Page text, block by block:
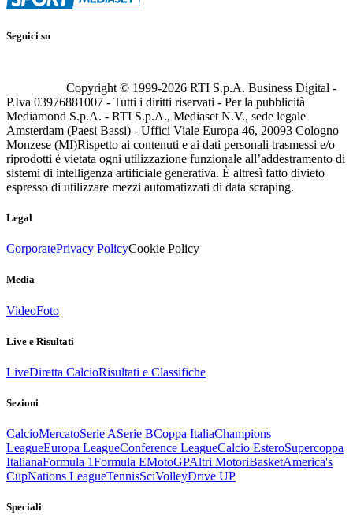
Seguici su
Copyright © 1999-2026 RTI S.p.A. Business Digital -
P.Iva 03976881007 - Tutti i diritti riservati - Per la pubblicità
Mediamond S.p.A. - RTI S.p.A., Mediaset N.V., sede legale
Amsterdam (Paesi Bassi) - Uffici Viale Europa 46, 20093 Cologno
Monzese (MI)Rispetto ai contenuti e ai dati personali trasmessi e/o
riprodotti è vietata ogni utilizzazione funzionale all’addestramento di
sistemi di intelligenza artificiale generativa. È altresì fatto divieto
espresso di utilizzare mezzi automatizzati di data scraping.
Legal
CorporatePrivacy PolicyCookie Policy
Media
VideoFoto
Live e Risultati
LiveDiretta CalcioRisultati e Classifiche
Sezioni
CalcioMercatoSerie ASerie BCoppa ItaliaChampions
LeagueEuropa LeagueConference LeagueCalcio EsteroSupercoppa
ItalianaFormula 1Formula EMotoGPAltri MotoriBasketAmerica's
CupNations LeagueTennisSciVolleyDrive UP
Speciali